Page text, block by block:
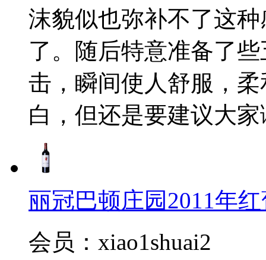
沫貌似也弥补不了这
了。随后特意准备了
击，瞬间使人舒服，
白，但还是要建议大
丽冠巴顿庄园2011年红
会员：xiao1shuai2